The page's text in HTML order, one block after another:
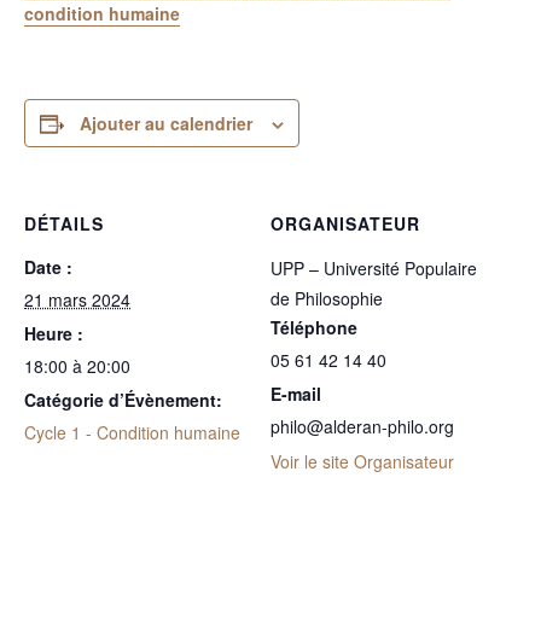
condition humaine
Ajouter au calendrier
DÉTAILS
Date :
21 mars 2024
Heure :
18:00 à 20:00
Catégorie d’Évènement:
Cycle 1 - Condition humaine
ORGANISATEUR
UPP – Université Populaire
de Philosophie
Téléphone
05 61 42 14 40
E-mail
philo@alderan-philo.org
Voir le site Organisateur